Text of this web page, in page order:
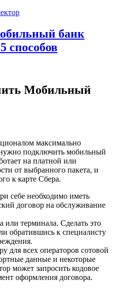
банк
Мобильный
максимально
подключить мобильный
на платной или
от выбранного пакета, и
к карте Сбера.
себе необходимо иметь
договор на обслуживание
или терминала. Сделать это
обратившись к специалисту
для всех операторов сотовой
данные и некоторые
может запросить кодовое
оформления договора.